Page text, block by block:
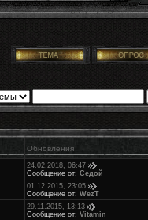
Обновления↓
24.02.2018, 06:47
Сообщение от: Седой
01.12.2015, 23:05
Сообщение от: WezT
29.11.2015, 13:13
Сообщение от: Vitamin